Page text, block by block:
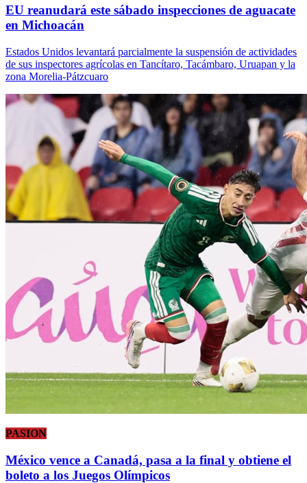
EU reanudará este sábado inspecciones de aguacate
en Michoacán
Estados Unidos levantará parcialmente la suspensión de actividades
de sus inspectores agrícolas en Tancítaro, Tacámbaro, Uruapan y la
zona Morelia-Pátzcuaro
PASION
México vence a Canadá, pasa a la final y obtiene el
boleto a los Juegos Olímpicos